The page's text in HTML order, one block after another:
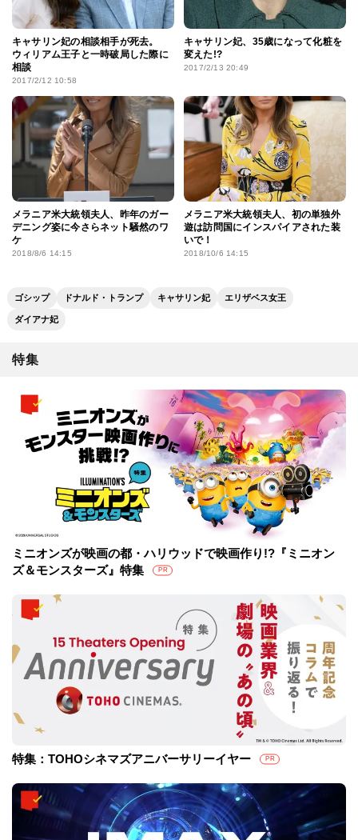
キャサリン妃の相談相手が死去。
ウィリアム王子と一時破局した際に
相談
2017/2/12 10:58
キャサリン妃、35歳になって化粧を
変えた!?
2017/2/13 20:49
メラニア米大統領夫人、昨年のガー
デニング姿に今さらネット騒然のワ
ケ
2018/8/6 14:15
メラニア米大統領夫人、初の単独外
遊は訪問国にインスパイアされた装
いで！
2018/10/6 14:15
ゴシップ ドナルド・トランプ キャサリン妃 エリザベス女王
ダイアナ妃
特集
ミニオンズが映画の都・ハリウッドで映画作り!?『ミニオン
ズ＆モンスターズ』特集
PR
特集：TOHOシネマズアニバーサリーイヤー PR